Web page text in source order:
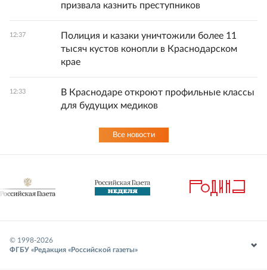
призвала казнить преступников
12:37
Полиция и казаки уничтожили более 11
тысяч кустов конопли в Краснодарском
крае
12:33
В Краснодаре откроют профильные классы
для будущих медиков
Все новости
© 1998-2026
ФГБУ «Редакция «Российской газеты»